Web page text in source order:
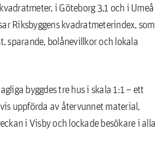
i Göteborg 3,1 och i Umeå
Riksbyggens kvadratmeterindex, som
sparande, bolånevillkor och lokala
byggdes tre hus i skala 1:1 – ett
uppförda av återvunnet material,
i Visby och lockade besökare i alla